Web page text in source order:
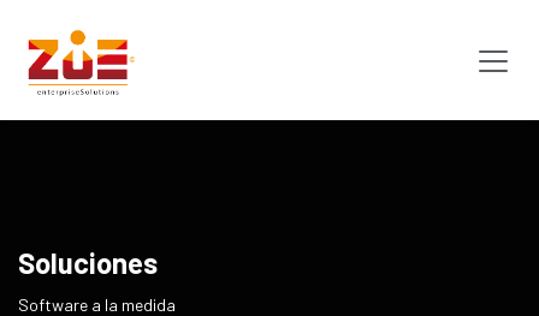
Soluciones
​Software a la medida